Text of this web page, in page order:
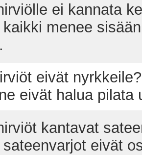
ei kannata
menee
eivät nyrkkeile?
eivät halua pilata
kantavat
eivät